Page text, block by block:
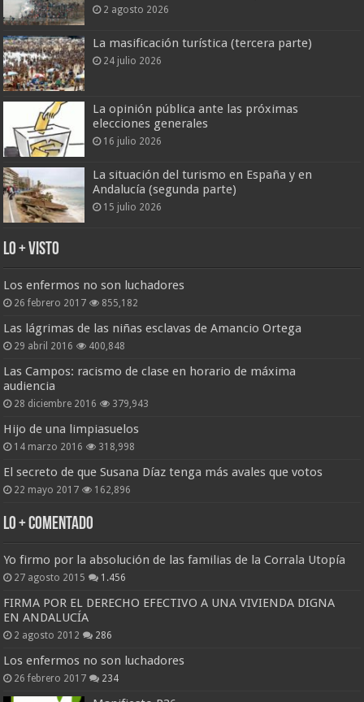
2 agosto 2026
La masificación turística (tercera parte)
24 julio 2026
La opinión pública ante las próximas
elecciones generales
16 julio 2026
La situación del turismo en España y en
Andalucía (segunda parte)
15 julio 2026
Lo + Visto
Los enfermos no son luchadores
26 febrero 2017 855,182
Las lágrimas de las niñas esclavas de Amancio Ortega
29 abril 2016 400,848
Las Campos: racismo de clase en horario de máxima
audiencia
28 diciembre 2016 379,943
Hijo de una limpiasuelos
14 marzo 2016 318,998
El secreto de que Susana Díaz tenga más avales que votos
22 mayo 2017 162,896
Lo + Comentado
Yo firmo por la absolución de las familias de la Corrala Utopía
27 agosto 2015 1.456
FIRMA POR EL DERECHO EFECTIVO A UNA VIVIENDA DIGNA
EN ANDALUCÍA
2 agosto 2012 286
Los enfermos no son luchadores
26 febrero 2017 234